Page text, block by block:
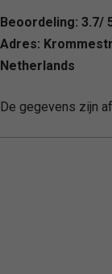
Beoordeling: 3.7/
Adres:
Netherlands
De gegevens zijn